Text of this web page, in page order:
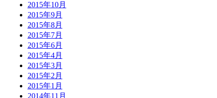
2015年10月
2015年9月
2015年8月
2015年7月
2015年6月
2015年4月
2015年3月
2015年2月
2015年1月
2014年11月